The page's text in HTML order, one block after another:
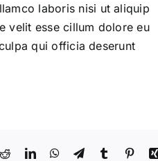
laboris nisi ut aliquip
velit esse cillum dolore eu
qui officia deserunt